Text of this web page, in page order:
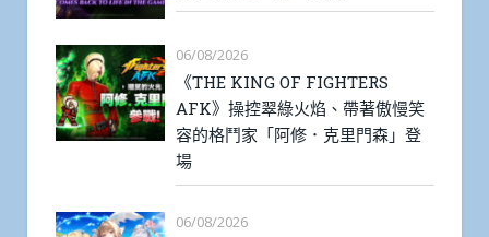
06/08/2026
《THE KING OF FIGHTERS
AFK》操控翠綠火焰、帶著傲慢笑
容的格鬥家「阿修．克里門森」登
場
06/08/2026